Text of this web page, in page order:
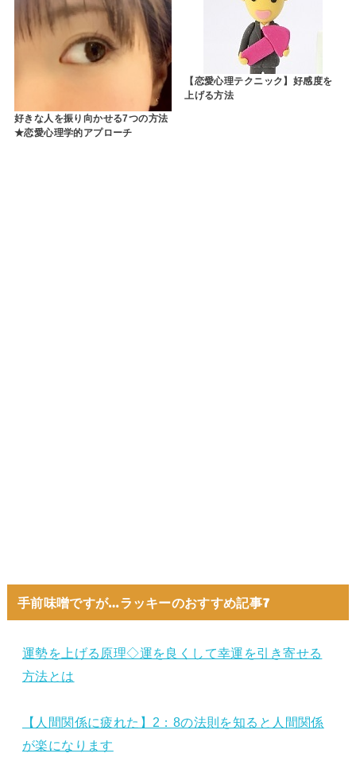
好きな人を振り向かせる7つの方法
★恋愛心理学的アプローチ
【恋愛心理テクニック】好感度を
上げる方法
手前味噌ですが…ラッキーのおすすめ記事7
運勢を上げる原理◇運を良くして幸運を引き寄せる
方法とは
【人間関係に疲れた】2：8の法則を知ると人間関係
が楽になります